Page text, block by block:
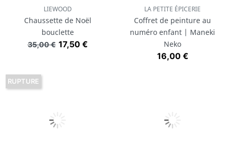
LIEWOOD
Chaussette de Noël
bouclette
Prix de base
35,00 € Prix
17,50 €
LA PETITE ÉPICERIE
Coffret de peinture au
numéro enfant | Maneki
Neko
Prix
16,00 €
RUPTURE